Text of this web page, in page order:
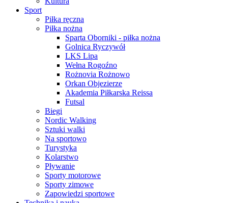
Sport
Piłka ręczna
Piłka nożna
Sparta Oborniki - piłka nożna
Golnica Ryczywół
LKS Lipa
Wełna Rogoźno
Rożnovia Rożnowo
Orkan Objezierze
Akademia Piłkarska Reissa
Futsal
Biegi
Nordic Walking
Sztuki walki
Na sportowo
Turystyka
Kolarstwo
Pływanie
Sporty motorowe
Sporty zimowe
Zapowiedzi sportowe